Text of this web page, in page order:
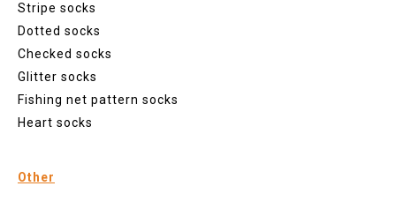
Stripe socks
Dotted socks
Checked socks
Glitter socks
Fishing net pattern socks
Heart socks
Other